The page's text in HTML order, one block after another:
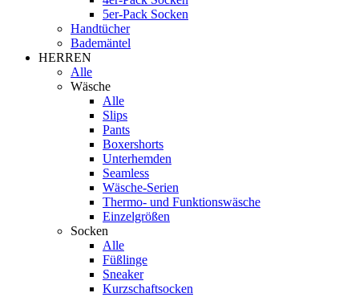
5er-Pack Socken
Handtücher
Bademäntel
HERREN
Alle
Wäsche
Alle
Slips
Pants
Boxershorts
Unterhemden
Seamless
Wäsche-Serien
Thermo- und Funktionswäsche
Einzelgrößen
Socken
Alle
Füßlinge
Sneaker
Kurzschaftsocken